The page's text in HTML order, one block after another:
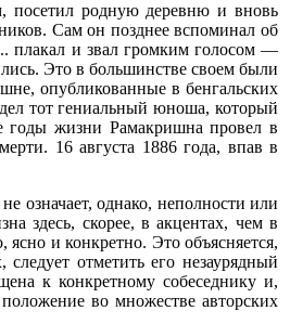
посетил родную деревню и вновь
Сам он позднее вспоминал об
плакал и звал громким голосом —
Это в большинстве своем были
опубликованные в бенгальских
тот гениальный юноша, который
годы жизни Рамакришна провел в
16 августа 1886 года, впав в
означает, однако, неполности или
здесь, скорее, в акцентах, чем в
и конкретно. Это объясняется,
отметить его незаурядный
к конкретному собеседнику и,
во множестве авторских